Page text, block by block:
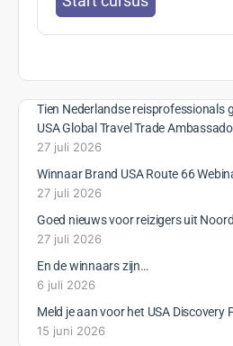
Tien Nederlandse reisprofessionals
USA Global Travel Trade
27 juli 2026
Winnaar Brand USA Route 66
27 juli 2026
Goed nieuws voor reizigers uit
27 juli 2026
En de winnaars zijn…
6 juli 2026
Meld je aan voor het USA Discovery
15 juni 2026